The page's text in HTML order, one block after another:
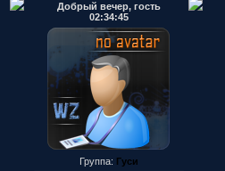
Добрый вечер, гость
02:34:45
Группа: Гуси